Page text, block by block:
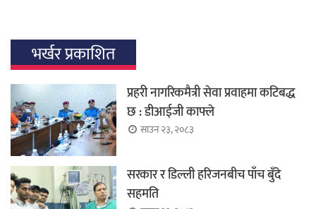
भर्खर प्रकाशित
प्रहरी नागरिकमैत्री सेवा प्रवाहमा कटिबद्ध
छ : डीआईजी काफ्ले
साउन २३, २०८३
सरकार र डिल्ली हरिजनबीच पाँच बुँदे
सहमति